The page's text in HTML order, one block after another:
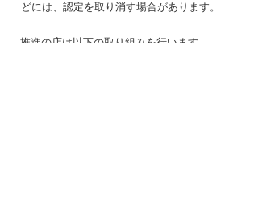
どには、 認定を取 り 消す場合があります。
推進の店は以下の取 り 組 みを行います。